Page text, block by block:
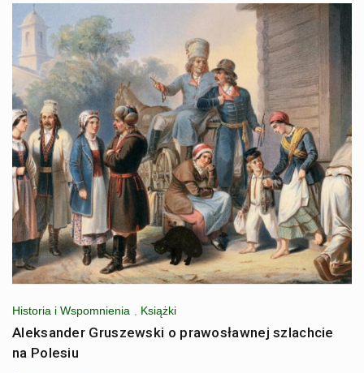
Historia i Wspomnienia Książki
Aleksander Gruszewski o prawosławnej szlachcie
na Polesiu